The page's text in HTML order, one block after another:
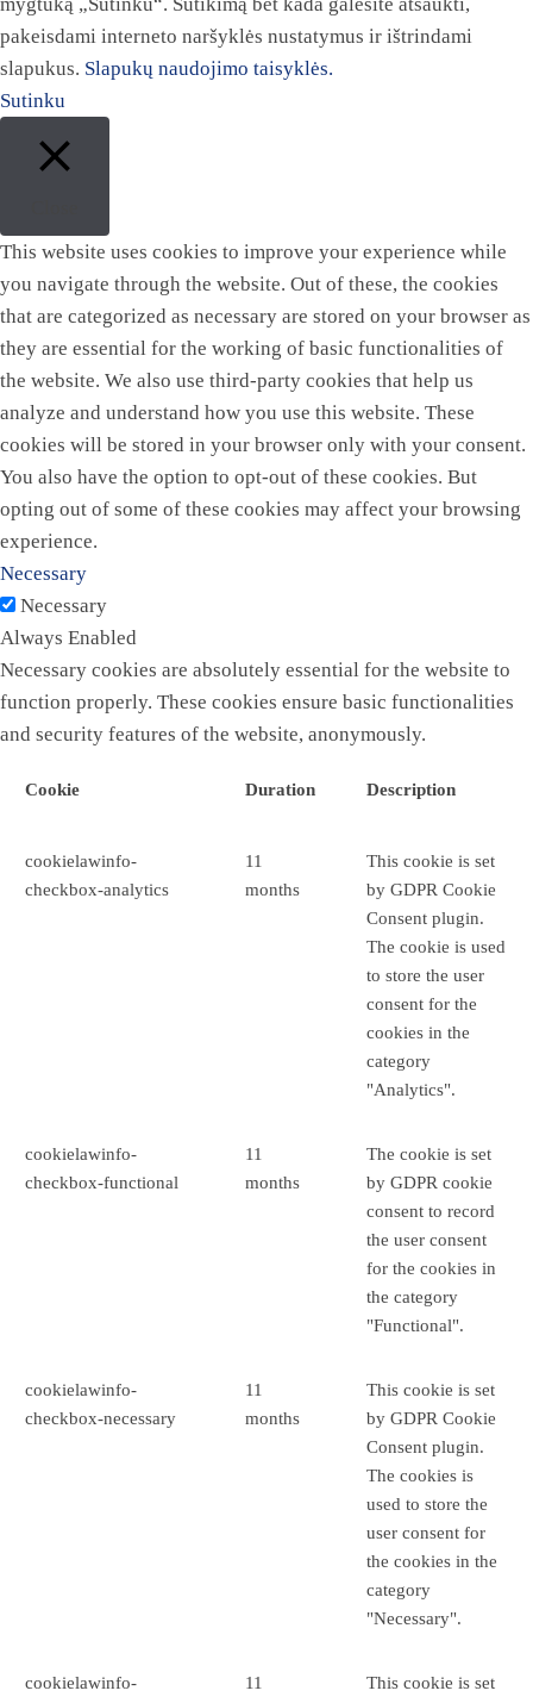
mygtuką „Sutinku“. Sutikimą bet kada galėsite atšaukti,
pakeisdami interneto naršyklės nustatymus ir ištrindami
slapukus. Slapukų naudojimo taisyklės.
Sutinku
This website uses cookies to improve your experience while
you navigate through the website. Out of these, the cookies
that are categorized as necessary are stored on your browser as
they are essential for the working of basic functionalities of
the website. We also use third-party cookies that help us
analyze and understand how you use this website. These
cookies will be stored in your browser only with your consent.
You also have the option to opt-out of these cookies. But
opting out of some of these cookies may affect your browsing
experience.
Necessary
Necessary
Always Enabled
Necessary cookies are absolutely essential for the website to
function properly. These cookies ensure basic functionalities
and security features of the website, anonymously.
Cookie Duration Description
cookielawinfo-
checkbox-analytics
11
months
This cookie is set
by GDPR Cookie
Consent plugin.
The cookie is used
to store the user
consent for the
cookies in the
category
"Analytics".
cookielawinfo-
checkbox-functional
11
months
The cookie is set
by GDPR cookie
consent to record
the user consent
for the cookies in
the category
"Functional".
cookielawinfo-
checkbox-necessary
11
months
This cookie is set
by GDPR Cookie
Consent plugin.
The cookies is
used to store the
user consent for
the cookies in the
category
"Necessary".
cookielawinfo-
11
This cookie is set